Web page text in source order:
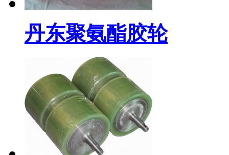
丹东聚氨酯胶轮